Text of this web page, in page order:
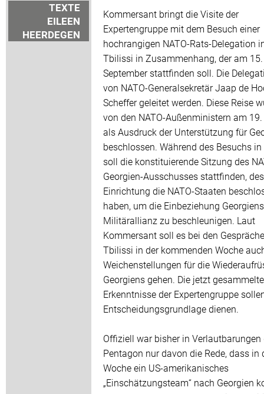
TEXTE
EILEEN
HEERDEGEN
Kommersant bringt die Visite der
Expertengruppe mit dem Besuch einer
hochrangigen NATO-Rats-Delegation
Tbilissi in Zusammenhang, der am
September stattfinden soll. Die
von NATO-Generalsekretär Jaap de
Scheffer geleitet werden. Diese Reise
von den NATO-Außenministern am
als Ausdruck der Unterstützung für
beschlossen. Während des Besuchs
soll die konstituierende Sitzung des
Georgien-Ausschusses stattfinden,
Einrichtung die NATO-Staaten
haben, um die Einbeziehung
Militärallianz zu beschleunigen. Laut
Kommersant soll es bei den
Tbilissi in der kommenden Woche
Weichenstellungen für die
Georgiens gehen. Die jetzt
Erkenntnisse der Expertengruppe
Entscheidungsgrundlage dienen.
Offiziell war bisher in Verlautbarungen
Pentagon nur davon die Rede, dass in
Woche ein US-amerikanisches
„Einschätzungsteam“ nach Georgien